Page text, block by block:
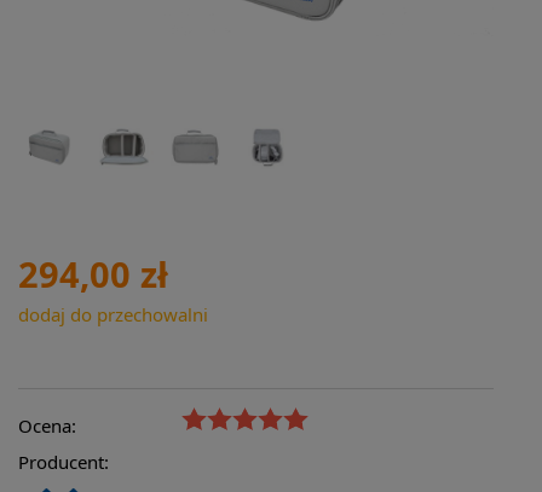
294,00 zł
dodaj do przechowalni
Ocena:
Producent: